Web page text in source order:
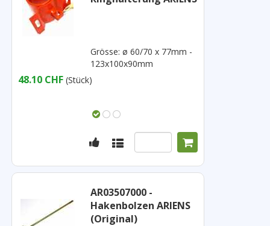
Grösse: ø 60/70 x 77mm -
123x100x90mm
48.10 CHF (Stück)
AR03507000 -
Hakenbolzen ARIENS
(Original)